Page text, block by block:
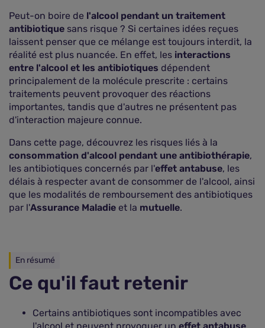
Peut-on boire de l'alcool pendant un traitement
antibiotique sans risque ? Si certaines idées reçues
laissent penser que ce mélange est toujours interdit, la
réalité est plus nuancée. En effet, les interactions
entre l'alcool et les antibiotiques dépendent
principalement de la molécule prescrite : certains
traitements peuvent provoquer des réactions
importantes, tandis que d'autres ne présentent pas
d'interaction majeure connue.
Dans cette page, découvrez les risques liés à la
consommation d'alcool pendant une antibiothérapie,
les antibiotiques concernés par l'effet antabuse, les
délais à respecter avant de consommer de l'alcool, ainsi
que les modalités de remboursement des antibiotiques
par l'Assurance Maladie et la mutuelle.
En résumé
Ce qu'il faut retenir
Certains antibiotiques sont incompatibles avec